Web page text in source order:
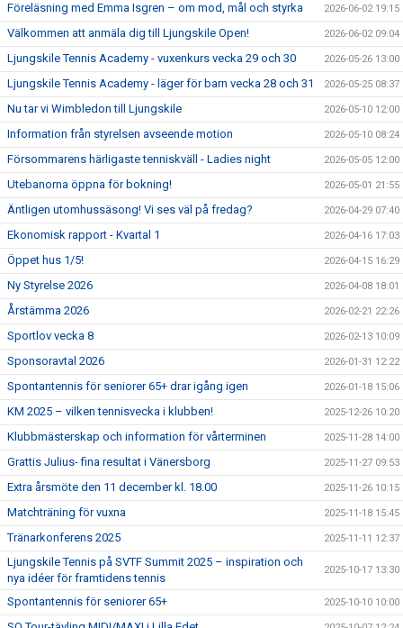
Föreläsning med Emma Isgren – om mod, mål och styrka 2026-06-02 19:15
Välkommen att anmäla dig till Ljungskile Open! 2026-06-02 09:04
Ljungskile Tennis Academy - vuxenkurs vecka 29 och 30 2026-05-26 13:00
Ljungskile Tennis Academy - läger för barn vecka 28 och 31 2026-05-25 08:37
Nu tar vi Wimbledon till Ljungskile 2026-05-10 12:00
Information från styrelsen avseende motion 2026-05-10 08:24
Försommarens härligaste tenniskväll - Ladies night 2026-05-05 12:00
Utebanorna öppna för bokning! 2026-05-01 21:55
Äntligen utomhussäsong! Vi ses väl på fredag? 2026-04-29 07:40
Ekonomisk rapport - Kvartal 1 2026-04-16 17:03
Öppet hus 1/5! 2026-04-15 16:29
Ny Styrelse 2026 2026-04-08 18:01
Årstämma 2026 2026-02-21 22:26
Sportlov vecka 8 2026-02-13 10:09
Sponsoravtal 2026 2026-01-31 12:22
Spontantennis för seniorer 65+ drar igång igen 2026-01-18 15:06
KM 2025 – vilken tennisvecka i klubben! 2025-12-26 10:20
Klubbmästerskap och information för vårterminen 2025-11-28 14:00
Grattis Julius- fina resultat i Vänersborg 2025-11-27 09:53
Extra årsmöte den 11 december kl. 18.00 2025-11-26 10:15
Matchträning för vuxna 2025-11-18 15:45
Tränarkonferens 2025 2025-11-11 12:37
Ljungskile Tennis på SVTF Summit 2025 – inspiration och
nya idéer för framtidens tennis
2025-10-17 13:30
Spontantennis för seniorer 65+ 2025-10-10 10:00